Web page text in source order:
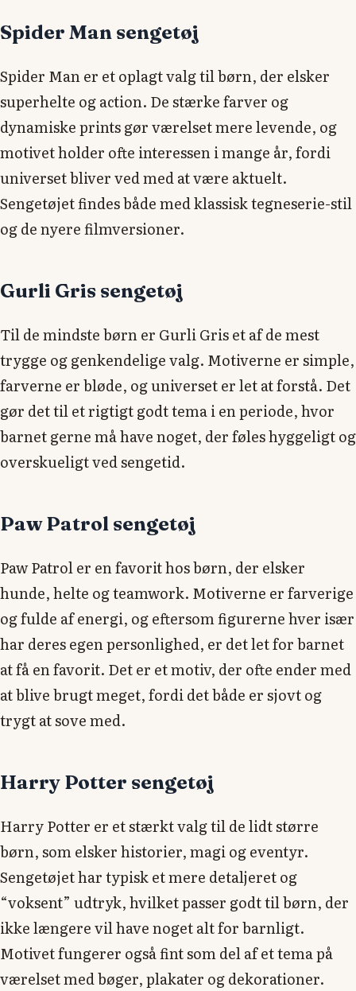
Spider Man sengetøj
Spider Man er et oplagt valg til børn, der elsker
superhelte og action. De stærke farver og
dynamiske prints gør værelset mere levende, og
motivet holder ofte interessen i mange år, fordi
universet bliver ved med at være aktuelt.
Sengetøjet findes både med klassisk tegneserie-stil
og de nyere filmversioner.
Gurli Gris sengetøj
Til de mindste børn er Gurli Gris et af de mest
trygge og genkendelige valg. Motiverne er simple,
farverne er bløde, og universet er let at forstå. Det
gør det til et rigtigt godt tema i en periode, hvor
barnet gerne må have noget, der føles hyggeligt og
overskueligt ved sengetid.
Paw Patrol sengetøj
Paw Patrol er en favorit hos børn, der elsker
hunde, helte og teamwork. Motiverne er farverige
og fulde af energi, og eftersom figurerne hver især
har deres egen personlighed, er det let for barnet
at få en favorit. Det er et motiv, der ofte ender med
at blive brugt meget, fordi det både er sjovt og
trygt at sove med.
Harry Potter sengetøj
Harry Potter er et stærkt valg til de lidt større
børn, som elsker historier, magi og eventyr.
Sengetøjet har typisk et mere detaljeret og
“voksent” udtryk, hvilket passer godt til børn, der
ikke længere vil have noget alt for barnligt.
Motivet fungerer også fint som del af et tema på
værelset med bøger, plakater og dekorationer.